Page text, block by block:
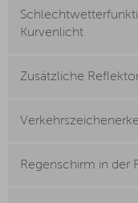
Kurvenlicht
Zusätzliche
Regenschirm in der